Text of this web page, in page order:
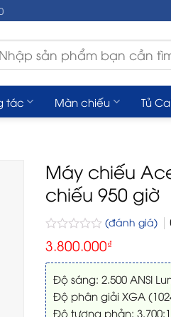
tác Màn chiếu Tủ
Máy chiếu
chiếu 950 giờ
Được
xếp
hạng
0
5
sao
(đánh giá)
3.800.000₫
Độ sáng: 2.500 ANSI
Độ phân giải XGA
Độ tương phản: 3.700:1